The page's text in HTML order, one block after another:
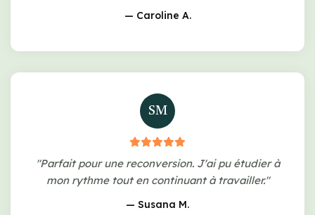
— Caroline A.
SM
"Parfait pour une reconversion. J'ai pu étudier à
mon rythme tout en continuant à travailler."
— Susana M.